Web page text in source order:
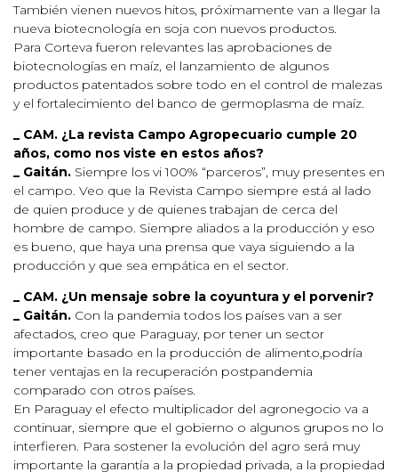
También vienen nuevos hitos, próximamente van a llegar la
nueva biotecnología en soja con nuevos productos.
Para Corteva fueron relevantes las aprobaciones de
biotecnologías en maíz, el lanzamiento de algunos
productos patentados sobre todo en el control de malezas
y el fortalecimiento del banco de germoplasma de maíz.
_ CAM. ¿La revista Campo Agropecuario cumple 20
años, como nos viste en estos años?
_ Gaitán. Siempre los vi 100% “parceros”, muy presentes en
el campo. Veo que la Revista Campo siempre está al lado
de quien produce y de quienes trabajan de cerca del
hombre de campo. Siempre aliados a la producción y eso
es bueno, que haya una prensa que vaya siguiendo a la
producción y que sea empática en el sector.
_ CAM. ¿Un mensaje sobre la coyuntura y el porvenir?
_ Gaitán. Con la pandemia todos los países van a ser
afectados, creo que Paraguay, por tener un sector
importante basado en la producción de alimento,podría
tener ventajas en la recuperación postpandemia
comparado con otros países.
En Paraguay el efecto multiplicador del agronegocio va a
continuar, siempre que el gobierno o algunos grupos no lo
interfieren. Para sostener la evolución del agro será muy
importante la garantía a la propiedad privada, a la propiedad